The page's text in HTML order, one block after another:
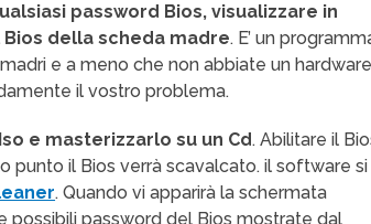
password Bios, visualizzare in
della scheda madre. E’ un
e a meno che non abbiate un hardware
il vostro problema.
e masterizzarlo su un Cd. Abilitare il
punto il Bios verrà scavalcato. il software si
. Quando vi apparirà la schermata
password del Bios mostrate dal